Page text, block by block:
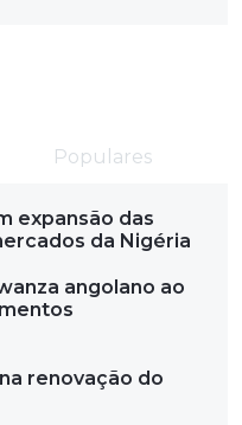
Populares
expansão das
da Nigéria
angolano ao
renovação do